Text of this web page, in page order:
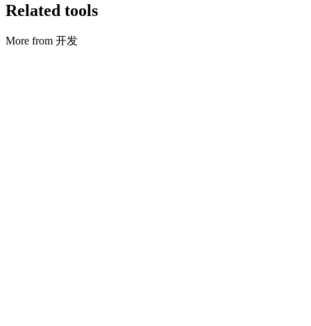
Related tools
More from 开发